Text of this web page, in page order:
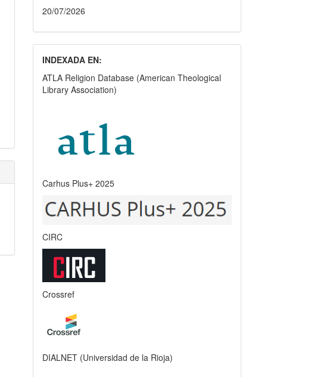
20/07/2026
INDEXADA EN:
ATLA Religion Database (American Theological
Library Association)
Carhus Plus+ 2025
CIRC
Crossref
DIALNET (Universidad de la Rioja)